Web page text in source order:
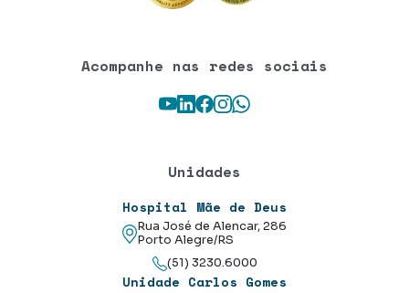
Acompanhe nas redes sociais
Youtube
LinkedIn
Facebook
Instagram
WhatsApp
Unidades
Hospital Mãe de Deus
Rua José de Alencar, 286
Porto Alegre/RS
(51) 3230.6000
Unidade Carlos Gomes